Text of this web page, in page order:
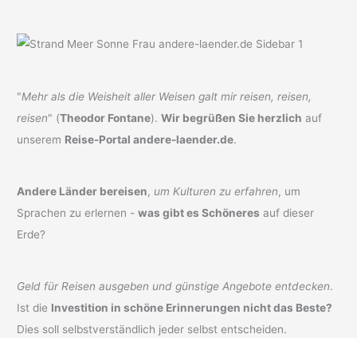
"Mehr als die Weisheit aller Weisen galt mir reisen, reisen,
reisen" (Theodor Fontane).Wir begrüßen Sie herzlich auf
unserem Reise-Portal andere-laender.de.
Andere Länder bereisen, um Kulturen zu erfahren, um
Sprachen zu erlernen -was gibt es Schöneres auf dieser
Erde?
Geld für Reisen ausgeben und günstige Angebote entdecken.
Ist die Investition in schöne Erinnerungen nicht das Beste?
Dies soll selbstverständlich jeder selbst entscheiden.